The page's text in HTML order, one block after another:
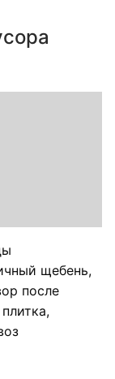
щебень,
после